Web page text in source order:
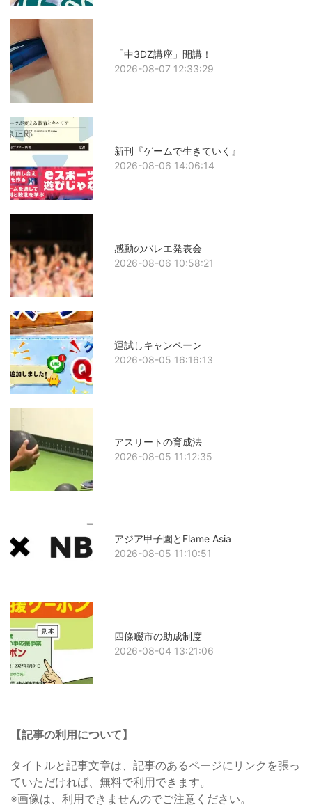
「中3DZ講座」開講！
2026-08-07 12:33:29
新刊『ゲームで生きていく』
2026-08-06 14:06:14
感動のバレエ発表会
2026-08-06 10:58:21
運試しキャンペーン
2026-08-05 16:16:13
アスリートの育成法
2026-08-05 11:12:35
アジア甲子園とFlame Asia
2026-08-05 11:10:51
四條畷市の助成制度
2026-08-04 13:21:06
【記事の利用について】
タイトルと記事文章は、記事のあるページにリンクを張っ
ていただければ、無料で利用できます。
※画像は、利用できませんのでご注意ください。